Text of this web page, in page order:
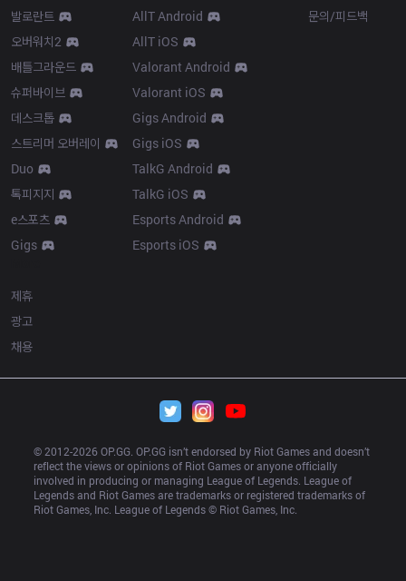
발로란트
오버워치2
배틀그라운드
슈퍼바이브
데스크톱
스트리머 오버레이
Duo
톡피지지
e스포츠
Gigs
AllT Android
AllT iOS
Valorant Android
Valorant iOS
Gigs Android
Gigs iOS
TalkG Android
TalkG iOS
Esports Android
Esports iOS
문의/피드백
제휴
광고
채용
© 2012-2026 OP.GG. OP.GG isn’t endorsed by Riot Games and doesn’t
reflect the views or opinions of Riot Games or anyone officially
involved in producing or managing League of Legends. League of
Legends and Riot Games are trademarks or registered trademarks of
Riot Games, Inc. League of Legends © Riot Games, Inc.